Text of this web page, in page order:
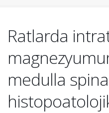
Ratlarda
medulla